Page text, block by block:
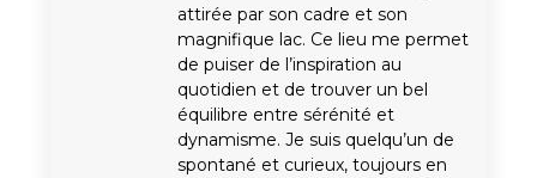
attirée par son cadre et son
magnifique lac. Ce lieu me permet
de puiser de l’inspiration au
quotidien et de trouver un bel
équilibre entre sérénité et
dynamisme. Je suis quelqu’un de
spontané et curieux, toujours en